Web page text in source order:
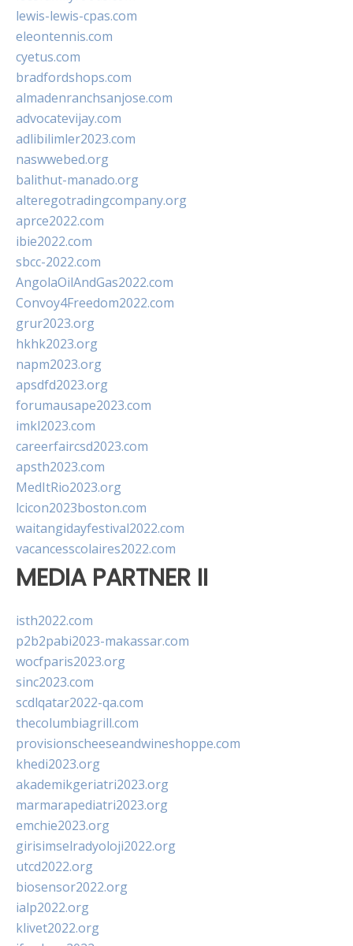
lewis-lewis-cpas.com
eleontennis.com
cyetus.com
bradfordshops.com
almadenranchsanjose.com
advocatevijay.com
adlibilimler2023.com
naswwebed.org
balithut-manado.org
alteregotradingcompany.org
aprce2022.com
ibie2022.com
sbcc-2022.com
AngolaOilAndGas2022.com
Convoy4Freedom2022.com
grur2023.org
hkhk2023.org
napm2023.org
apsdfd2023.org
forumausape2023.com
imkl2023.com
careerfaircsd2023.com
apsth2023.com
MedItRio2023.org
lcicon2023boston.com
waitangidayfestival2022.com
vacancesscolaires2022.com
MEDIA PARTNER II
isth2022.com
p2b2pabi2023-makassar.com
wocfparis2023.org
sinc2023.com
scdlqatar2022-qa.com
thecolumbiagrill.com
provisionscheeseandwineshoppe.com
khedi2023.org
akademikgeriatri2023.org
marmarapediatri2023.org
emchie2023.org
girisimselradyoloji2022.org
utcd2022.org
biosensor2022.org
ialp2022.org
klivet2022.org